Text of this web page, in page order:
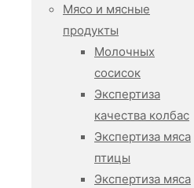
Мясо и мясные
продукты
Молочных
сосисок
Экспертиза
качества колбас
Экспертиза мяса
птицы
Экспертиза мяса